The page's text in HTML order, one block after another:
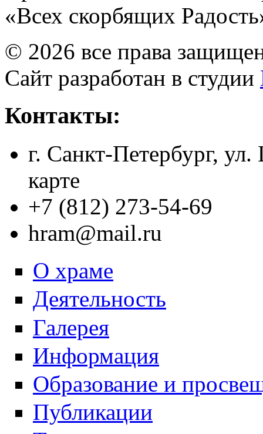
«Всех скорбящих
© 2026 все права
Сайт разработан в студии
Контакты:
г. Санкт-Петербург,
карте
+7 (812) 273-54-69
hram@mail.ru
О храме
Деятельность
Галерея
Информация
Образование и
Публикации